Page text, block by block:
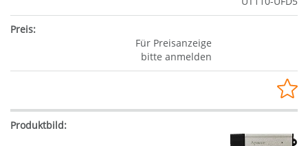
Für Preisanzeige
bitte anmelden